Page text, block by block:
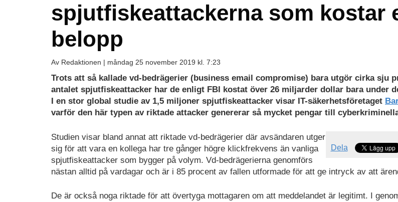
spjutfiskeattackerna som kostar
belopp
Av Redaktionen | måndag 25 november 2019 kl. 7:23
Trots att så kallade vd-bedrägerier (business email compromise) bara utgör cirka sju
antalet spjutfiskeattacker har de enligt FBI kostat över 26 miljarder dollar bara under
I en stor global studie av 1,5 miljoner spjutfiskeattacker visar IT-säkerhetsföretaget
varför den här typen av riktade attacker genererar så mycket pengar till
Dela
Studien visar bland annat att riktade vd-bedrägerier där avsändaren utger
sig för att vara en kollega har tre gånger högre klickfrekvens än vanliga
spjutfiskeattacker som bygger på volym. Vd-bedrägerierna genomförs
nästan alltid på vardagar och är i 85 procent av fallen utformade för att ge intryck av att
De är också noga riktade för att övertyga mottagaren om att meddelandet är legitimt. I